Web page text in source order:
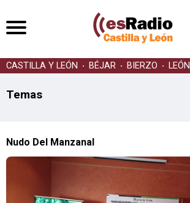
CASTILLA Y LEÓN BÉJAR BIERZO LEÓN
Temas
Nudo Del Manzanal